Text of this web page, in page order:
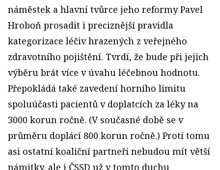
náměstek a hlavní tvůrce jeho reformy Pavel
Hroboň prosadit i preciznější pravidla
kategorizace léčiv hrazených z veřejného
zdravotního pojištění. Tvrdí, že bude při jejich
výběru brát více v úvahu léčebnou hodnotu.
Přepokládá také zavedení horního limitu
spoluúčasti pacientů v doplatcích za léky na
3000 korun ročně. (V současné době se v
průměru doplácí 800 korun ročně.) Proti tomu
asi ostatní koaliční partneři nebudou mít větší
námitky, ale i ČSSD už v tomto duchu